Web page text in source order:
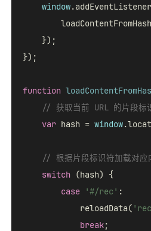
window
    });
});
function
// 获取当前 URL 的片段标
var hash = window
// 根据片段标识符加载对应
switch (hash) {
case
'#/rec' :
            reloadData(
break;